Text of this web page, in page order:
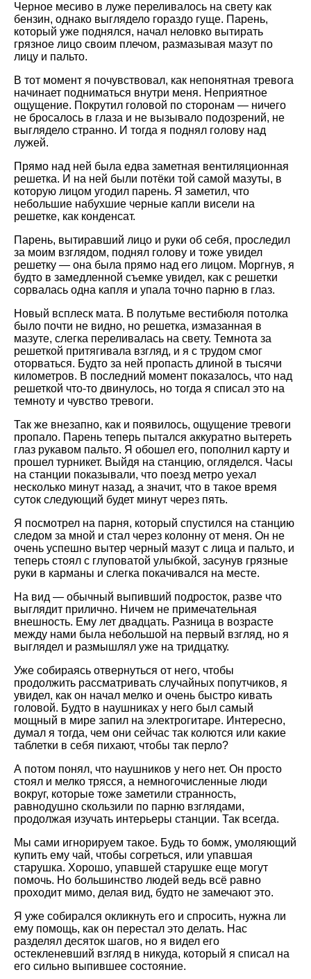
Черное месиво в луже переливалось на свету как
бензин, однако выглядело гораздо гуще. Парень,
который уже поднялся, начал неловко вытирать
грязное лицо своим плечом, размазывая мазут по
лицу и пальто.
В тот момент я почувствовал, как непонятная тревога
начинает подниматься внутри меня. Неприятное
ощущение. Покрутил головой по сторонам — ничего
не бросалось в глаза и не вызывало подозрений, не
выглядело странно. И тогда я поднял голову над
лужей.
Прямо над ней была едва заметная вентиляционная
решетка. И на ней были потёки той самой мазуты, в
которую лицом угодил парень. Я заметил, что
небольшие набухшие черные капли висели на
решетке, как конденсат.
Парень, вытиравший лицо и руки об себя, проследил
за моим взглядом, поднял голову и тоже увидел
решетку — она была прямо над его лицом. Моргнув, я
будто в замедленной съемке увидел, как с решетки
сорвалась одна капля и упала точно парню в глаз.
Новый всплеск мата. В полутьме вестибюля потолка
было почти не видно, но решетка, измазанная в
мазуте, слегка переливалась на свету. Темнота за
решеткой притягивала взгляд, и я с трудом смог
оторваться. Будто за ней пропасть длиной в тысячи
километров. В последний момент показалось, что над
решеткой что-то двинулось, но тогда я списал это на
темноту и чувство тревоги.
Так же внезапно, как и появилось, ощущение тревоги
пропало. Парень теперь пытался аккуратно вытереть
глаз рукавом пальто. Я обошел его, пополнил карту и
прошел турникет. Выйдя на станцию, огляделся. Часы
на станции показывали, что поезд метро уехал
несколько минут назад, а значит, что в такое время
суток следующий будет минут через пять.
Я посмотрел на парня, который спустился на станцию
следом за мной и стал через колонну от меня. Он не
очень успешно вытер черный мазут с лица и пальто, и
теперь стоял с глуповатой улыбкой, засунув грязные
руки в карманы и слегка покачивался на месте.
На вид — обычный выпивший подросток, разве что
выглядит прилично. Ничем не примечательная
внешность. Ему лет двадцать. Разница в возрасте
между нами была небольшой на первый взгляд, но я
выглядел и размышлял уже на тридцатку.
Уже собираясь отвернуться от него, чтобы
продолжить рассматривать случайных попутчиков, я
увидел, как он начал мелко и очень быстро кивать
головой. Будто в наушниках у него был самый
мощный в мире запил на электрогитаре. Интересно,
думал я тогда, чем они сейчас так колются или какие
таблетки в себя пихают, чтобы так перло?
А потом понял, что наушников у него нет. Он просто
стоял и мелко трясся, а немногочисленные люди
вокруг, которые тоже заметили странность,
равнодушно скользили по парню взглядами,
продолжая изучать интерьеры станции. Так всегда.
Мы сами игнорируем такое. Будь то бомж, умоляющий
купить ему чай, чтобы согреться, или упавшая
старушка. Хорошо, упавшей старушке еще могут
помочь. Но большинство людей ведь всё равно
проходит мимо, делая вид, будто не замечают это.
Я уже собирался окликнуть его и спросить, нужна ли
ему помощь, как он перестал это делать. Нас
разделял десяток шагов, но я видел его
остекленевший взгляд в никуда, который я списал на
его сильно выпившее состояние.